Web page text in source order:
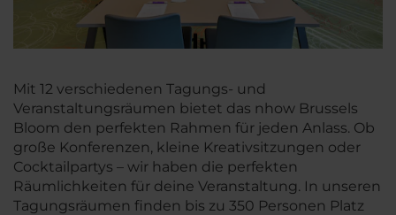
Mit 12 verschiedenen Tagungs- und
Veranstaltungsräumen bietet das nhow Brussels
Bloom den perfekten Rahmen für jeden Anlass. Ob
große Konferenzen, kleine Kreativsitzungen oder
Cocktailpartys – wir haben die perfekten
Räumlichkeiten für deine Veranstaltung. In unseren
Tagungsräumen finden bis zu 350 Personen Platz